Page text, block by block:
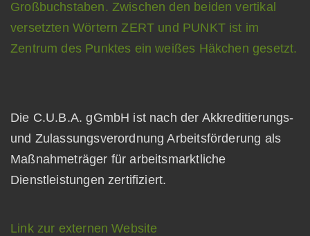
Die C.U.B.A. gGmbH ist nach der Akkreditierungs-
und Zulassungsverordnung Arbeitsförderung als
Maßnahmeträger für arbeitsmarktliche
Dienstleistungen zertifiziert.
Link zur externen Website